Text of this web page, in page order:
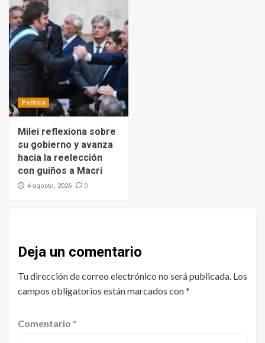
Política
Milei reflexiona sobre
su gobierno y avanza
hacia la reelección
con guiños a Macri
4 agosto, 2026 0
Deja un comentario
Tu dirección de correo electrónico no será publicada. Los
campos obligatorios están marcados con*
Comentario *